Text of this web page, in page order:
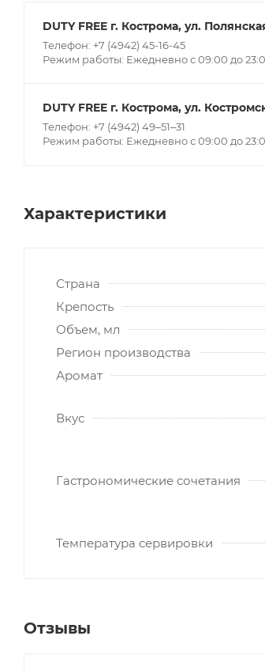
DUTY FREE г. Кострома, ул.
Телефон: +7 (4942) 45-16-45
Режим работы: Ежедневно с 09:00 до
DUTY FREE г. Кострома, ул.
Телефон: +7 (4942) 49‒51‒31
Режим работы: Ежедневно с 09:00 до
Характеристики
Страна
Крепость
Объем, мл
Регион производства
Аромат
Вкус
Гастрономические сочетания
Температура сервировки
Отзывы